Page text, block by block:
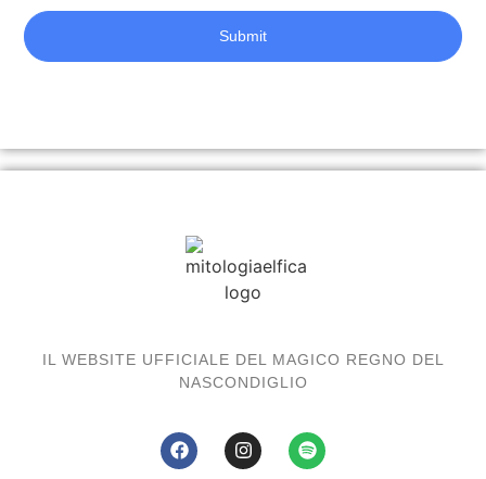
Submit
IL WEBSITE UFFICIALE DEL MAGICO REGNO DEL
NASCONDIGLIO